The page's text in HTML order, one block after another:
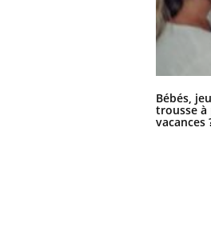
Bébés,
trousse à
vacances